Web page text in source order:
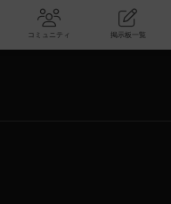
ボードゲーム会 コミュニティ